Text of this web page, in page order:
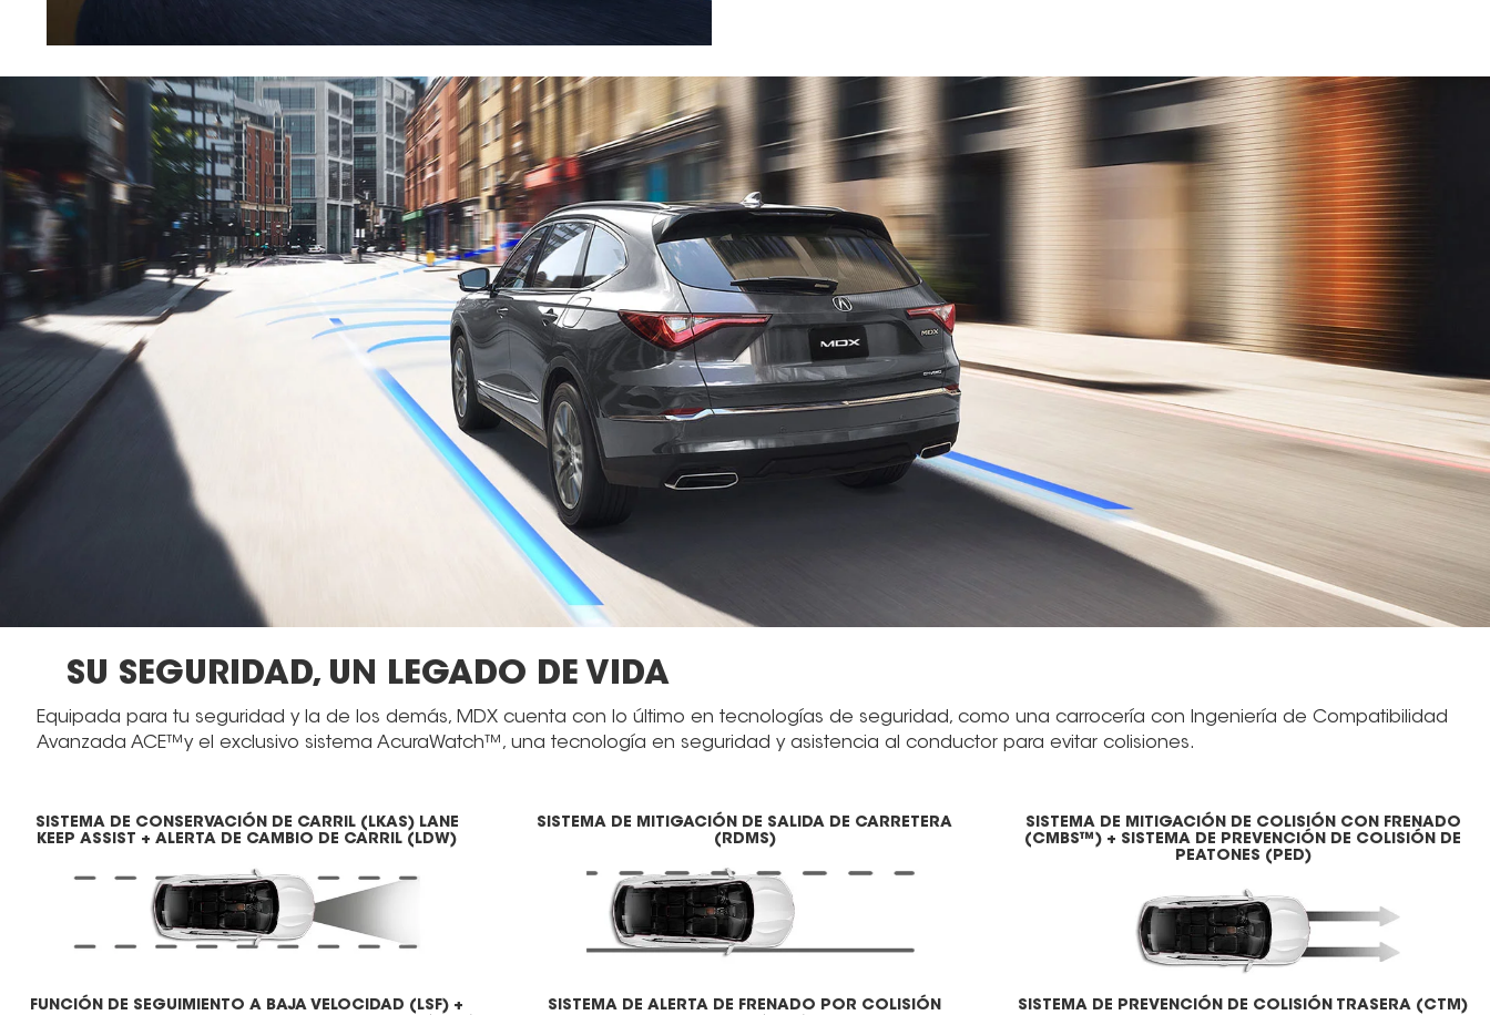
SU SEGURIDAD, UN LEGADO DE VIDA
Equipada para tu seguridad y la de los demás, MDX cuenta con lo último en tecnologías de seguridad, como una carrocería con Ingeniería de Compatibilidad
Avanzada ACE™y el exclusivo sistema AcuraWatch™, una tecnología en seguridad y asistencia al conductor para evitar colisiones.
SISTEMA DE CONSERVACIÓN DE CARRIL (LKAS) LANE
KEEP ASSIST + ALERTA DE CAMBIO DE CARRIL (LDW)
SISTEMA DE MITIGACIÓN DE SALIDA DE CARRETERA
(RDMS)
SISTEMA DE MITIGACIÓN DE COLISIÓN CON FRENADO
(CMBS™) + SISTEMA DE PREVENCIÓN DE COLISIÓN DE
PEATONES (PED)
FUNCIÓN DE SEGUIMIENTO A BAJA VELOCIDAD (LSF) + SISTEMA DE ALERTA DE FRENADO POR COLISIÓN SISTEMA DE PREVENCIÓN DE COLISIÓN TRASERA (CTM)